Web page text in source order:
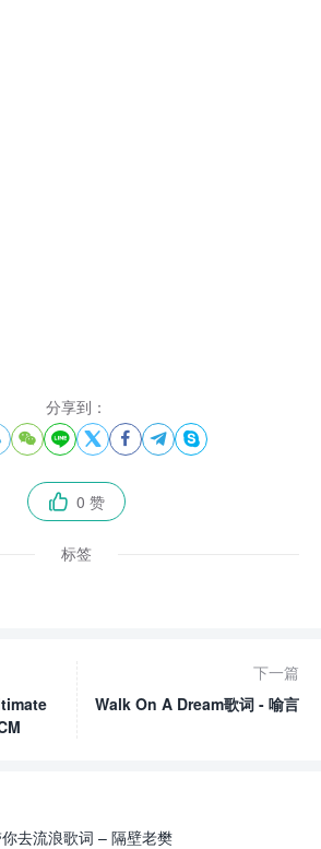
分享到：
     
 0 赞
标签
下一篇
Walk On A Dream歌词 - 喻言
去流浪歌词 – 隔壁老樊